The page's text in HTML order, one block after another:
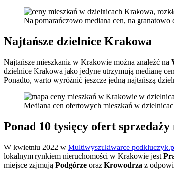
Na pomarańczowo mediana cen, na
Najtańsze dzielnice Krakowa
Najtańsze mieszkania w Krakowie można znaleźć na
dzielnice Krakowa jako jedyne utrzymują medianę
Ponadto, warto wyróżnić jeszcze jedną najtańszą
Mediana cen ofertowych mieszkań w
Ponad 10 tysięcy ofert
W kwietniu 2022 w Multiwyszukiwarce podkluczyk
lokalnym rynkiem nieruchomości w Krakowie jest
miejsce zajmują Podgórze oraz Krowodrza z